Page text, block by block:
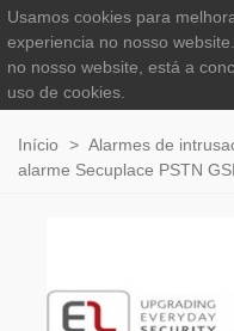
Início > Alarmes de
alarme Secuplace PSTN
Usamos cookies para
experiencia no nosso
no nosso website, está a
uso de cookies.